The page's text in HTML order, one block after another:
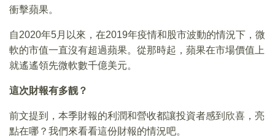
衝擊蘋果。
自2020年5月以來，在2019年疫情和股市波動的情況下，微
軟的市值一直沒有超過蘋果。從那時起，蘋果在市場價值上
就遙遙領先微軟數千億美元。
這次財報有多靓？
前文提到，本季財報的利潤和營收都讓投資者感到欣喜，亮
點在哪？我們來看看這份財報的情況吧。